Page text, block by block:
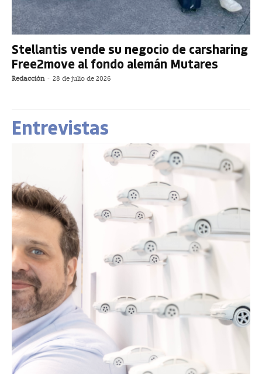
Stellantis vende su negocio de carsharing
Free2move al fondo alemán Mutares
Redacción - 28 de julio de 2026
Entrevistas